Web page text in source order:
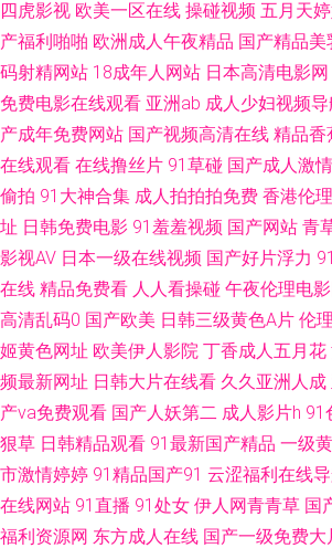
丁香五月花福利 97色导航 黑丝萝少 欧美成人一线
卡 激情五月天网址 日韩艹艹13 制服诱惑传媒探花
总站 操操超碰 日本免费在线电影 豆花视频九一免
网站在线 午夜影院美女 日韩中文在线一区 成人在线
片精品在线 九一成人 天天爽天天弄 国产精品色窝
导航 欧美成人三级 国产精福利 欧美亚日韩 婷婷五
日本综合无码 97资源超碰碰 欧美日韩国产综合 91
视频网站 超碰99人人妻 男同看片 91啦中文在线伦
四虎影视 欧美一区在线 操碰视频 五月天
产福利啪啪 欧洲成人午夜精品 国产精品美
码射精网站 18成年人网站 日本高清电影网
免费电影在线观看 亚洲ab 成人少妇视频
产成年免费网站 国产视频高清在线 精品香
在线观看 在线撸丝片 91草碰 国产成人激
偷拍 91大神合集 成人拍拍拍免费 香港伦
址 日韩免费电影 91羞羞视频 国产网站 青
影视AV 日本一级在线视频 国产好片浮力
在线 精品免费看 人人看操碰 午夜伦理电
高清乱码0 国产欧美 日韩三级黄色A片 伦
姬黄色网址 欧美伊人影院 丁香成人五月花
频最新网址 日韩大片在线看 久久亚洲人成
产va免费观看 国产人妖第二 成人影片h 91
狠草 日韩精品观看 91最新国产精品 一级
市激情婷婷 91精品国产91 云涩福利在线
在线网站 91直播 91处女 伊人网青青草 国
福利资源网 东方成人在线 国产一级免费大